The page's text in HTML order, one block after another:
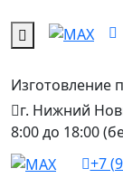
Изготовление
г. Нижний
8:00 до 18:00
+7